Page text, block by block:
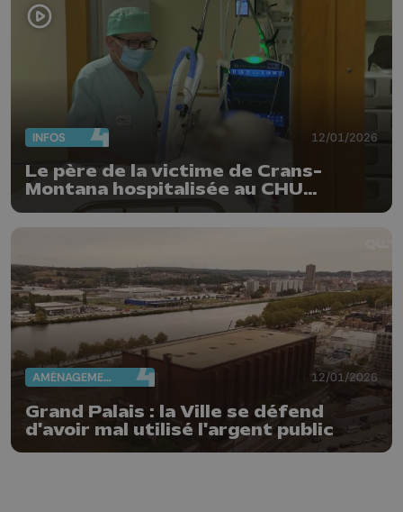
INFOS 12/01/2026
Le père de la victime de Crans-
Montana hospitalisée au CHU
témoigne
AMÉNAGEMENT DU TERRITOIRE 12/01/2026
Grand Palais : la Ville se défend
d'avoir mal utilisé l'argent public